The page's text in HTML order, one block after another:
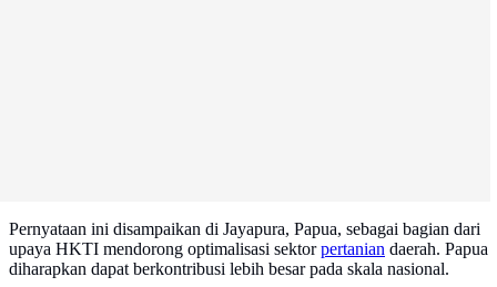
Pernyataan ini disampaikan di Jayapura, Papua, sebagai bagian dari
upaya HKTI mendorong optimalisasi sektorpertanian daerah. Papua
diharapkan dapat berkontribusi lebih besar pada skala nasional.